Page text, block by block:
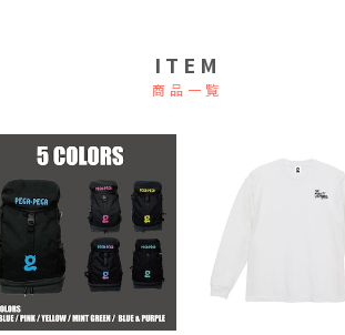
ITEM
商品一覧